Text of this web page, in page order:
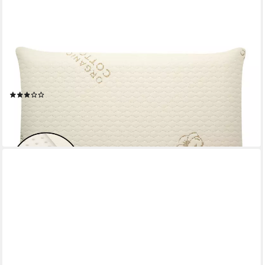
Microfaserkissen Ergonomisches Kissen für Kinder (Kopfkissen
in 30x50 - 40x60), Füllung: 100% Viscoschaum, Seitschläfer,
Rückenschläfer, Seitenschläfer
(7)
ab 32,99 € 54,99 €
lieferbar - in 2-3 Werktagen bei dir